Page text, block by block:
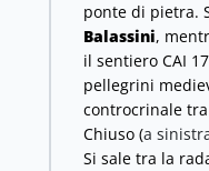
ponte di pietra.
Balassini,
il sentiero CAI
pellegrini
controcrinale
Chiuso (a
Si sale tra la